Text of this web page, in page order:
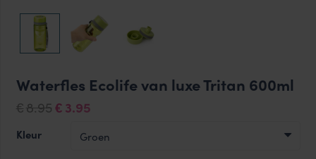
Waterfles Ecolife van luxe Tritan 600ml
€8.95Oorspronkelijke
was:
€ 3.95Huidige
is:
Kleur